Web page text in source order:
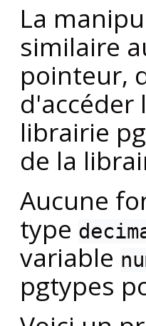
La
similaire
pointeur,
d'accéder
librairie
de la
Aucune
type
variable
pgtypes